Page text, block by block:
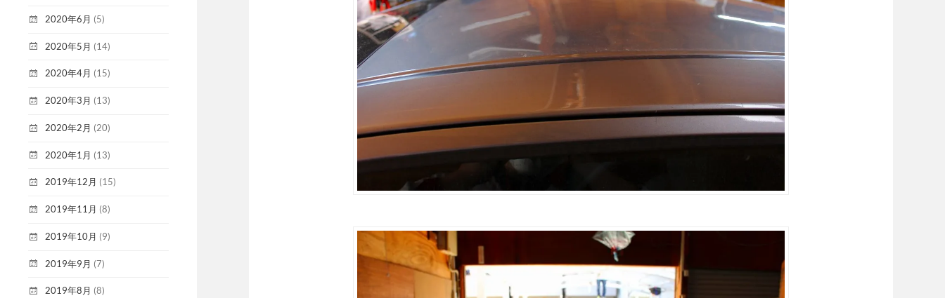
2020年6月 (5)
2020年5月 (14)
2020年4月 (15)
2020年3月 (13)
2020年2月 (20)
2020年1月 (13)
2019年12月 (15)
2019年11月 (8)
2019年10月 (9)
2019年9月 (7)
2019年8月 (8)